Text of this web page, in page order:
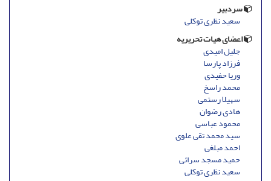
سردبیر
سعید نظری توکلی
اعضای هیات تحریریه
جلیل امیدی
فرزاد پارسا
وریا حفیدی
محمد راسخ
سهیلا رستمی
هادی رضوان
محمود عباسی
سید محمد تقی علوی
احمد مبلغی
حمید مسجد سرائی
سعید نظری توکلی